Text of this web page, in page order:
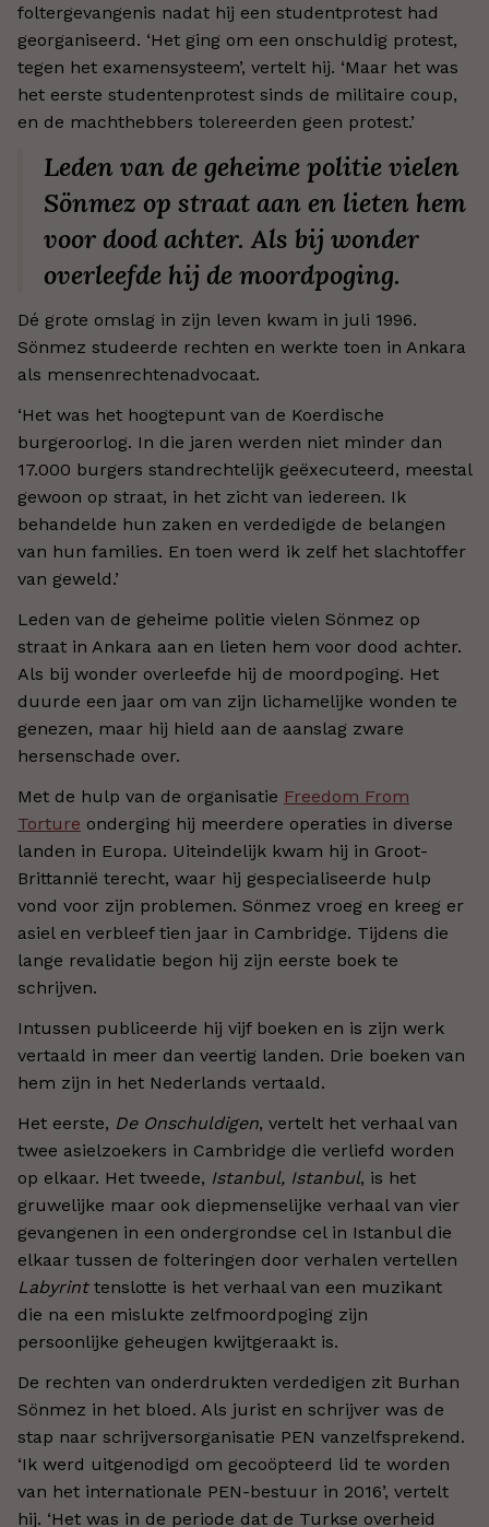
foltergevangenis nadat hij een studentprotest had
georganiseerd. ‘Het ging om een onschuldig protest,
tegen het examensysteem’, vertelt hij. ‘Maar het was
het eerste studentenprotest sinds de militaire coup,
en de machthebbers tolereerden geen protest.’
Leden van de geheime politie vielen
Sönmez op straat aan en lieten hem
voor dood achter. Als bij wonder
overleefde hij de moordpoging.
Dé grote omslag in zijn leven kwam in juli 1996.
Sönmez studeerde rechten en werkte toen in Ankara
als mensenrechtenadvocaat.
‘Het was het hoogtepunt van de Koerdische
burgeroorlog. In die jaren werden niet minder dan
17.000 burgers standrechtelijk geëxecuteerd, meestal
gewoon op straat, in het zicht van iedereen. Ik
behandelde hun zaken en verdedigde de belangen
van hun families. En toen werd ik zelf het slachtoffer
van geweld.’
Leden van de geheime politie vielen Sönmez op
straat in Ankara aan en lieten hem voor dood achter.
Als bij wonder overleefde hij de moordpoging. Het
duurde een jaar om van zijn lichamelijke wonden te
genezen, maar hij hield aan de aanslag zware
hersenschade over.
Met de hulp van de organisatie Freedom From
Torture onderging hij meerdere operaties in diverse
landen in Europa. Uiteindelijk kwam hij in Groot-
Brittannië terecht, waar hij gespecialiseerde hulp
vond voor zijn problemen. Sönmez vroeg en kreeg er
asiel en verbleef tien jaar in Cambridge. Tijdens die
lange revalidatie begon hij zijn eerste boek te
schrijven.
Intussen publiceerde hij vijf boeken en is zijn werk
vertaald in meer dan veertig landen. Drie boeken van
hem zijn in het Nederlands vertaald.
Het eerste, De Onschuldigen, vertelt het verhaal van
twee asielzoekers in Cambridge die verliefd worden
op elkaar. Het tweede, Istanbul, Istanbul, is het
gruwelijke maar ook diepmenselijke verhaal van vier
gevangenen in een ondergrondse cel in Istanbul die
elkaar tussen de folteringen door verhalen vertellen
Labyrinttenslotte is het verhaal van een muzikant
die na een mislukte zelfmoordpoging zijn
persoonlijke geheugen kwijtgeraakt is.
De rechten van onderdrukten verdedigen zit Burhan
Sönmez in het bloed. Als jurist en schrijver was de
stap naar schrijversorganisatie PEN vanzelfsprekend.
‘Ik werd uitgenodigd om gecoöpteerd lid te worden
van het internationale PEN-bestuur in 2016’, vertelt
hij. ‘Het was in de periode dat de Turkse overheid